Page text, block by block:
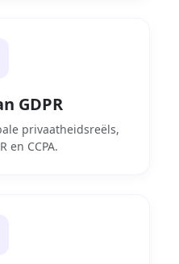
GDPR
privaatheidsreëls,
en CCPA.